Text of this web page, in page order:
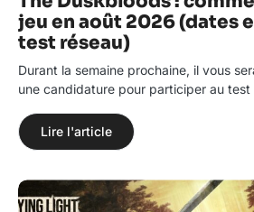
jeu en août 2026 (dates
test réseau)
Durant la semaine prochaine, il vous
une candidature pour participer au
Lire l'article